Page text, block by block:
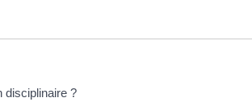
disciplinaire ?